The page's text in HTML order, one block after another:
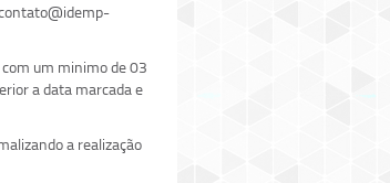
um minimo de 03
a data marcada e
a realização